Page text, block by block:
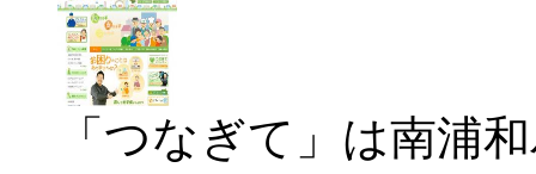
「つなぎて」は南浦